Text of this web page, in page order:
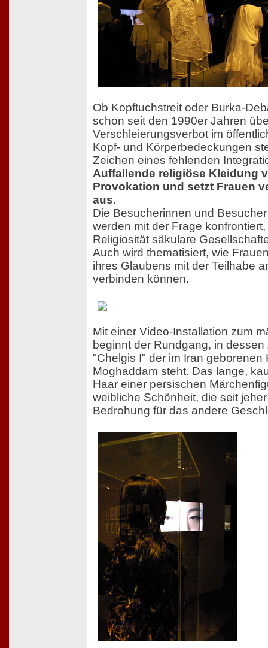
Ob Kopftuchstreit oder Burka-
schon seit den 1990er Jahren
Verschleierungsverbot im
Kopf- und Körperbedeckungen
Zeichen eines fehlenden
Auffallende religiöse Kleidung
Provokation und setzt Frauen
aus.
Die Besucherinnen und
werden mit der Frage
Religiosität säkulare
Auch wird thematisiert, wie
ihres Glaubens mit der Teilhabe
verbinden können.
Mit einer Video-Installation zum
beginnt der Rundgang, in
"Chelgis I" der im Iran geborenen
Moghaddam steht. Das lange,
Haar einer persischen
weibliche Schönheit, die seit
Bedrohung für das andere